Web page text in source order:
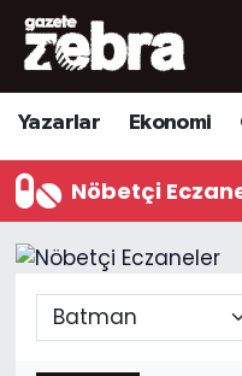
Yazarlar Ekonomi
Nöbetçi
Yazarlar
Ekonomi
Kültür-Sanat
Yerel
Spor
Nöbetçi
Hava Durumu
Trafik Durumu
Süper Lig Puan
Tüm Manşetler